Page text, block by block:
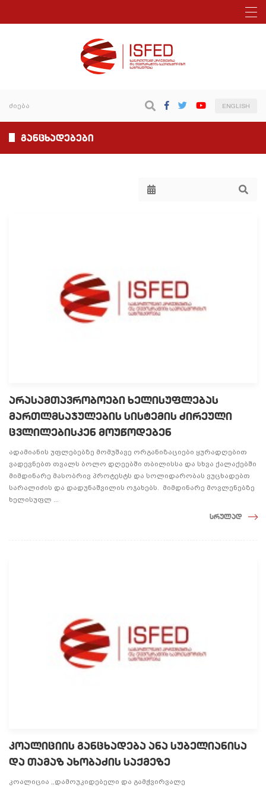
ENGLISH
განცხადებები
არასამთავრობოები ხელისუფლებას
მართლმსაჯულების სისტემის ძირეული
ცვლილებისკენ მოუწოდებენ
ადამიანის უფლებებზე მომუშავე ორგანიზაციები ყურადღებით
ვადევნებთ თვალს ბოლო დღეებში თბილისსა და სხვა ქალაქებში
მიმდინარე მასობრივ პროტესტს და სოლიდარობას ვუცხადებთ
სარალიძის და დადუნაშვილის ოჯახებს. მიმდინარე მოვლენებზე
ხელისუფლ ...
სრულად
კოალიციის განცხადება ანა სუბელიანისა
და თამაზ ახობაძის საქმეზე
კოალიცია ,,დამოუკიდებელი და გამჭვირვალე